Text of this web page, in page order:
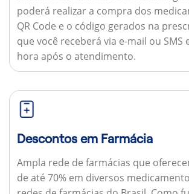
poderá realizar a compra dos
QR Code e o código gerados na
que você receberá via e-mail ou SMS
hora após o atendimento.
Descontos em Farmácia
Ampla rede de farmácias que
de até 70% em diversos